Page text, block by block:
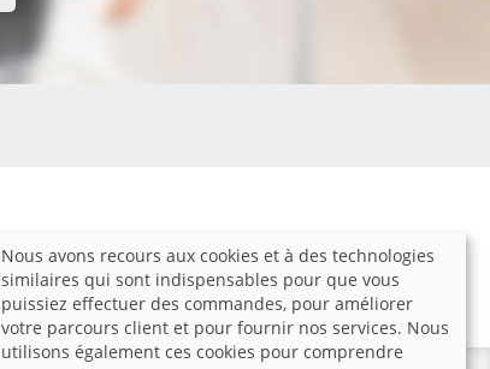
Nous avons recours aux cookies et à des technologies
similaires qui sont indispensables pour que vous
puissiez effectuer des commandes, pour améliorer
votre parcours client et pour fournir nos services. Nous
utilisons également ces cookies pour comprendre